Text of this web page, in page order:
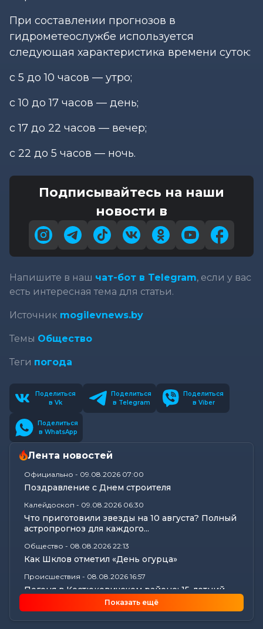
При составлении прогнозов в
гидрометеослужбе используется
следующая характеристика времени суток:
с 5 до 10 часов — утро;
с 10 до 17 часов — день;
с 17 до 22 часов — вечер;
с 22 до 5 часов — ночь.
Подписывайтесь на наши
новости в
Напишите в наш чат-бот в Telegram, если у вас
есть интересная тема для статьи.
Источник mogilevnews.by
Темы Общество
Теги погода
Поделиться
в Vk
Поделиться
в Telegram
Поделиться
в Viber
Поделиться
в WhatsApp
Лента новостей
Официально - 09.08.2026 07:00
Поздравление с Днем строителя
Калейдоскоп - 09.08.2026 06:30
Что приготовили звезды на 10 августа? Полный
астропрогноз для каждого...
Общество - 08.08.2026 22:13
Как Шклов отметил «День огурца»
Происшествия - 08.08.2026 16:57
Погоня в Костюковичском районе: 15-летний
мотоциклист пытался...Показать ещё